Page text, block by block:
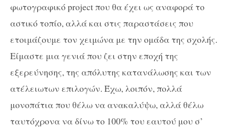
φωτογραφικό project που θα έχει ως αναφορά το
αστικό τοπίο, αλλά και στις παραστάσεις που
ετοιμάζουμε τον χειμώνα με την ομάδα της σχολής.
Είμαστε μια γενιά που ζει στην εποχή της
εξερεύνησης, της απόλυτης κατανάλωσης και των
ατέλειωτων επιλογών. Έχω, λοιπόν, πολλά
μονοπάτια που θέλω να ανακαλύψω, αλλά θέλω
ταυτόχρονα να δίνω το 100% του εαυτού μου σ’